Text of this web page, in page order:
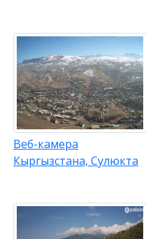
Веб-камера
Кыргызстана, Сулюкта